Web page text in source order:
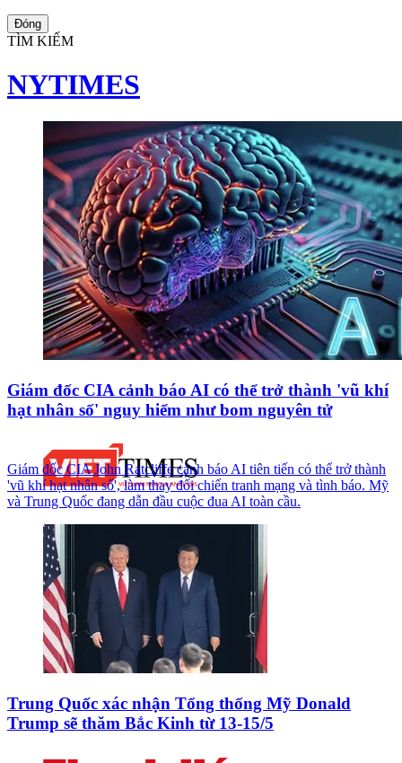
Đóng
TÌM KIẾM
NYTIMES
Giám đốc CIA cảnh báo AI có thể trở thành 'vũ khí
hạt nhân số' nguy hiểm như bom nguyên tử
Giám đốc CIA John Ratcliffe cảnh báo AI tiên tiến có thể trở thành
'vũ khí hạt nhân số', làm thay đổi chiến tranh mạng và tình báo. Mỹ
và Trung Quốc đang dẫn đầu cuộc đua AI toàn cầu.
Trung Quốc xác nhận Tổng thống Mỹ Donald
Trump sẽ thăm Bắc Kinh từ 13-15/5